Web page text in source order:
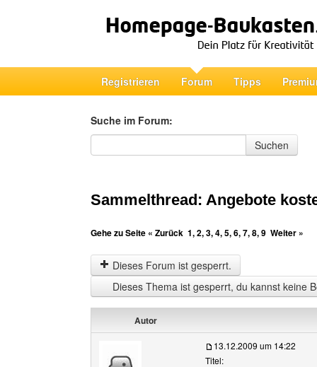
Registrieren Forum Tipps
Suche im Forum:
Suche im Forum
Suchen
Sammelthread: Angebote
Gehe zu Seite « Zurück 1,2,3,4,5,6,7,8,9 Weiter »
Dieses Forum ist gesperrt.
Dieses Thema ist gesperrt, du kannst keine
Autor
13.12.2009 um 14:22
Titel: